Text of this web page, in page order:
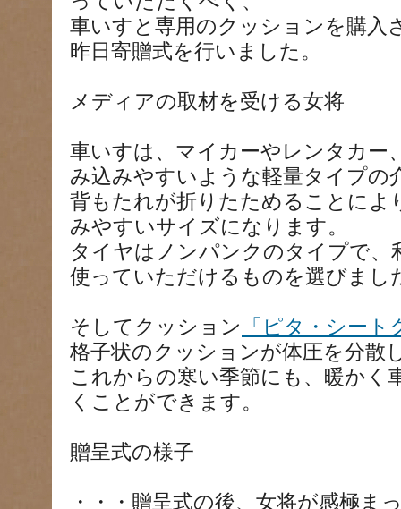
車いすと専用のクッションを購入
昨日寄贈式を行いました。
メディアの取材を受ける女将
車いすは、マイカーやレンタカー
み込みやすいような軽量タイプの
背もたれが折りたためることによ
みやすいサイズになります。
タイヤはノンパンクのタイプで、
使っていただけるものを選びまし
そしてクッション
「ピタ・シー
格子状のクッションが体圧を分散
これからの寒い季節にも、暖かく
くことができます。
贈呈式の様子
・・・贈呈式の後、女将が感極ま